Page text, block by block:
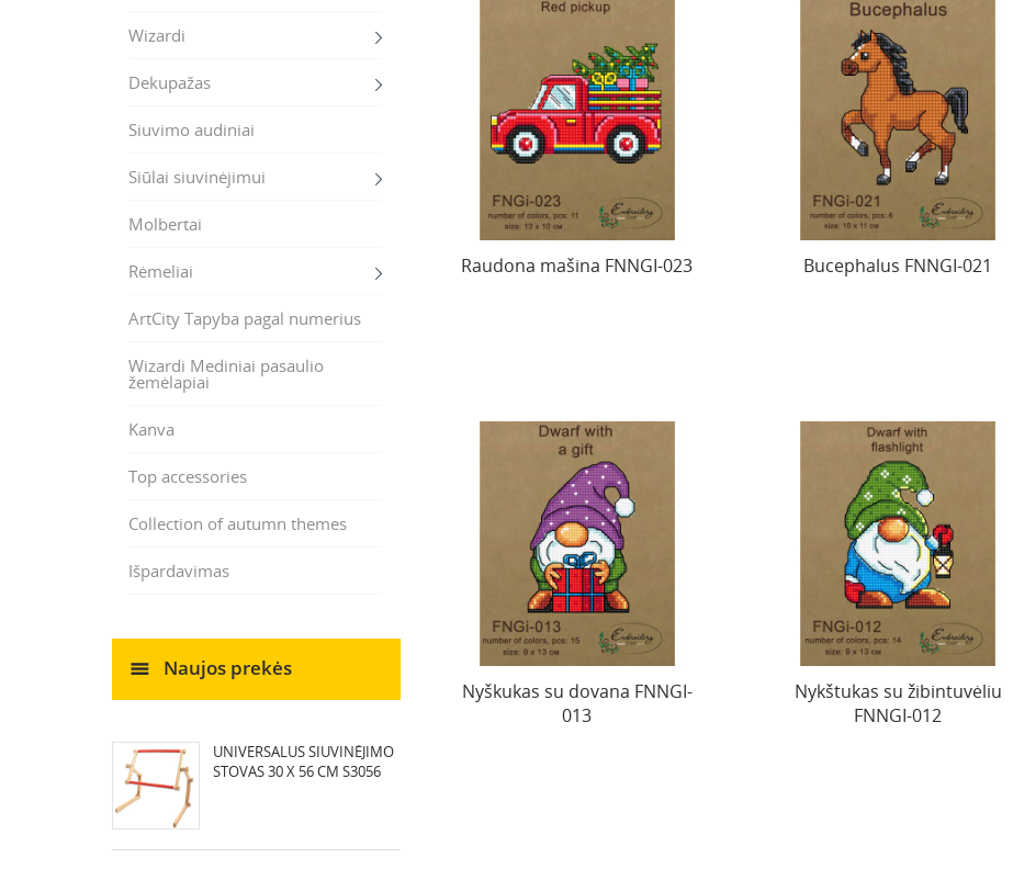
Wizardi
Dekupažas
Siuvimo audiniai
Siūlai siuvinėjimui
Molbertai
Rėmeliai
ArtCity Tapyba pagal numerius
Wizardi Mediniai pasaulio
žemėlapiai
Kanva
Top accessories
Collection of autumn themes
Išpardavimas
Naujos prekės
UNIVERSALUS SIUVINĖJIMO
STOVAS 30 X 56 CM S3056
Raudona mašina FNNGI-023 Bucephalus FNNGI-021
Nyškukas su dovana FNNGI-
013
Nykštukas su žibintuvėliu
FNNGI-012